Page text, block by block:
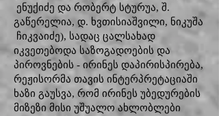
ენუქიძე და რობერტ სტურუა, შ.
გაწერელია, დ. ხვთისიაშვილი, ნიკუშა
ჩიკვაიძე), სადაც ცალსახად
იკვეთებოდა საზოგადოების და
პიროვნების - ირინეს დაპირისპირება,
რეჟისორმა თავის ინტერპრეტაციაში
ხაზი გაუსვა, რომ ირინეს უბედურების
მიზეზი მისი უშუალო ახლობლები